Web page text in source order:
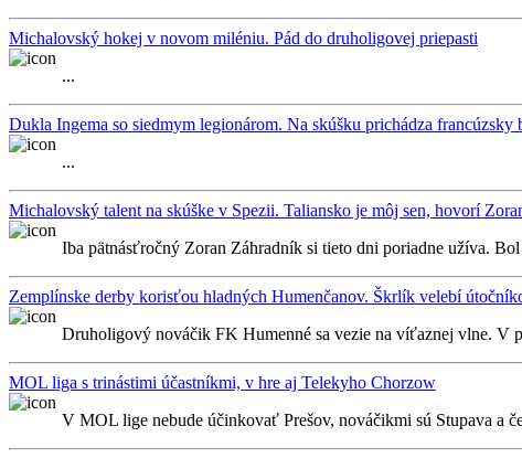
Michalovský hokej v novom miléniu. Pád do druholigovej priepasti
...
Dukla Ingema so siedmym legionárom. Na skúšku prichádza francúzsky
...
Michalovský talent na skúške v Spezii. Taliansko je môj sen, hovorí
Iba pätnásťročný Zoran Záhradník si tieto dni poriadne užíva.
Zemplínske derby korisťou hladných Humenčanov. Škrlík velebí
Druholigový nováčik FK Humenné sa vezie na víťaznej vlne. V
MOL liga s trinástimi účastníkmi, v hre aj Telekyho Chorzow
V MOL lige nebude účinkovať Prešov, nováčikmi sú Stupava a